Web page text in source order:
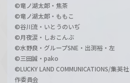
©竜ノ湖太郎・焦茶
©竜ノ湖太郎・ももこ
©谷川流・いとうのいぢ
©月夜涙・しおこんぶ
©水野良・グループSNE・出渕裕・左
©三田誠・pako
©LUCKY LAND COMMUNICATIONS/集英
作委員会